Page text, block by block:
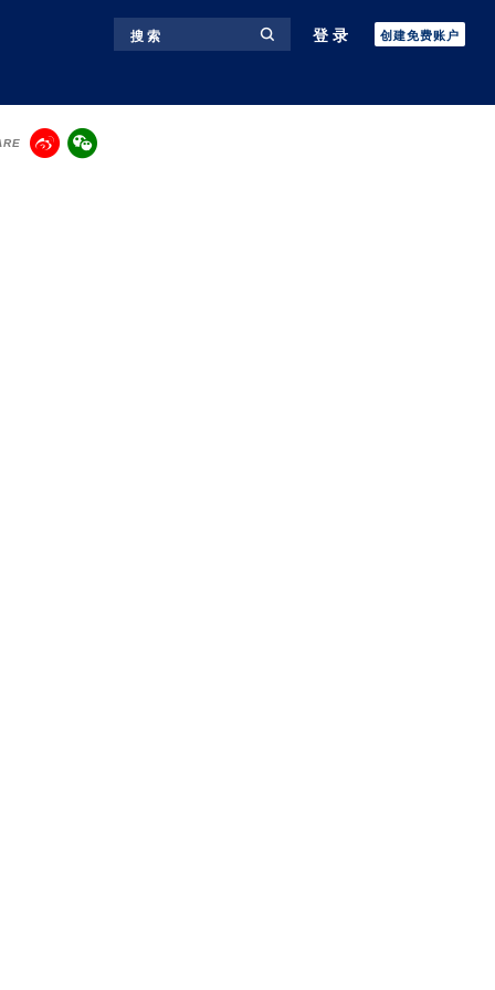
搜 索 登录 创建免费账户